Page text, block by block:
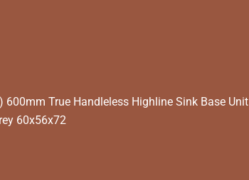
600mm True Handleless Highline Sink Base Unit
60x56x72